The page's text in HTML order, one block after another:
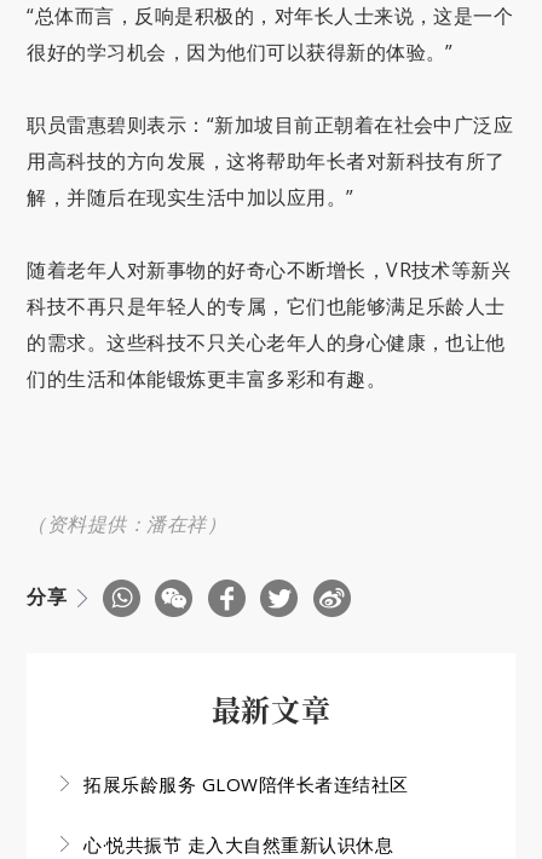
“总体而言，反响是积极的，对年长人士来说，这是一个
很好的学习机会，因为他们可以获得新的体验。”
职员雷惠碧则表示：“新加坡目前正朝着在社会中广泛应
用高科技的方向发展，这将帮助年长者对新科技有所了
解，并随后在现实生活中加以应用。”
随着老年人对新事物的好奇心不断增长，VR技术等新兴
科技不再只是年轻人的专属，它们也能够满足乐龄人士
的需求。这些科技不只关心老年人的身心健康，也让他
们的生活和体能锻炼更丰富多彩和有趣。
（资料提供：潘在祥）
分享
最新文章
拓展乐龄服务 GLOW陪伴长者连结社区
心·悦共振节 走入大自然重新认识休息